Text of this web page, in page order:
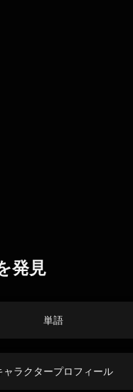
発見
単語
ャラクタープロフィール